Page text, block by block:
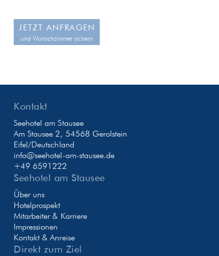
JETZT ANFRAGEN
und Wunschzimmer sichern
Kontakt
Seehotel am Stausee
Am Stausee 2, 54568 Gerolstein
Eifel/Deutschland
info@seehotel-am-stausee.de
+49 6591222
Seehotel am Stausee
Über uns
Hotelprospekt
Mitarbeiter & Karriere
Impressionen
Kontakt & Anreise
Direkt zum Ziel